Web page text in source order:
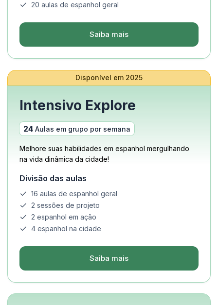
20 aulas de espanhol geral
Saiba mais
Disponível em 2025
Intensivo Explore
24 Aulas em grupo por semana
Melhore suas habilidades em espanhol mergulhando
na vida dinâmica da cidade!
Divisão das aulas
16 aulas de espanhol geral
2 sessões de projeto
2 espanhol em ação
4 espanhol na cidade
Saiba mais